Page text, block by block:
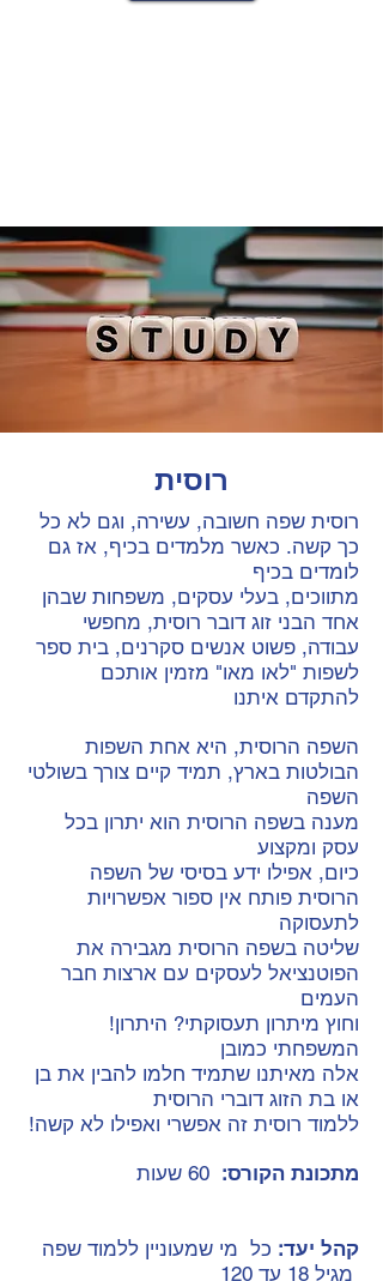
רוסית
רוסית שפה חשובה, עשירה, וגם לא כל
כך קשה. כאשר מלמדים בכיף, אז גם
לומדים בכיף
מתווכים, בעלי עסקים, משפחות שבהן
אחד הבני זוג דובר רוסית, מחפשי
עבודה, פשוט אנשים סקרנים, בית ספר
לשפות "לאו מאו" מזמין אותכם
להתקדם איתנו
השפה הרוסית, היא אחת השפות
הבולטות בארץ, תמיד קיים צורך בשולטי
השפה
מענה בשפה הרוסית הוא יתרון בכל
עסק ומקצוע
כיום, אפילו ידע בסיסי של השפה
הרוסית פותח אין ספור אפשרויות
לתעסוקה
שליטה בשפה הרוסית מגבירה את
הפוטנציאל לעסקים עם ארצות חבר
העמים
!וחוץ מיתרון תעסוקתי? היתרון
המשפחתי כמובן
אלה מאיתנו שתמיד חלמו להבין את בן
או בת הזוג דוברי הרוסית
!ללמוד רוסית זה אפשרי ואפילו לא קשה
מתכונת הקורס:
קהל יעד: כל מי שמעוניין ללמוד שפה